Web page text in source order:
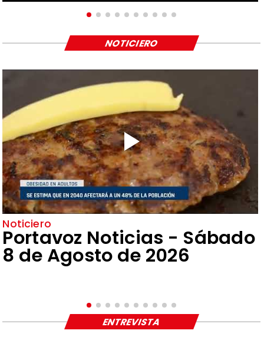
Noticiero
Portavoz Noticias - Sábado
8 de Agosto de 2026
NOTICIERO
ENTREVISTA